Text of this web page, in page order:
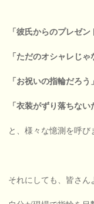
「彼氏からのプレゼン
「ただのオシャレじゃ
「お祝いの指輪だろう」
「衣装がずり落ちない
と、様々な憶測を呼び
それにしても、皆さん